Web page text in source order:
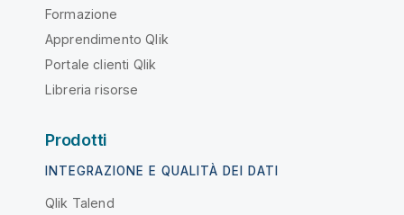
Formazione
Apprendimento Qlik
Portale clienti Qlik
Libreria risorse
Prodotti
INTEGRAZIONE E QUALITÀ DEI DATI
Qlik Talend